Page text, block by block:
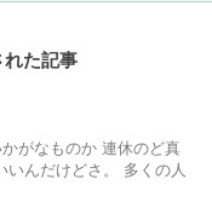
れた記事
がなものか 連休のど真
いんだけどさ。 多くの人